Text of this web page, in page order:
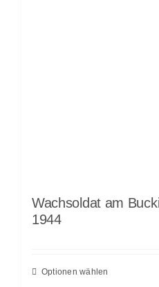
Wachsoldat am
1944
Optionen wählen